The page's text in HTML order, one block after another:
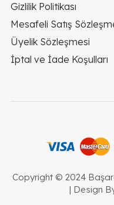
Gizlilik Politikası
Mesafeli Satış
Üyelik Sözleşmesi
İptal ve İade Koşulları
Copyright © 2024
| Design